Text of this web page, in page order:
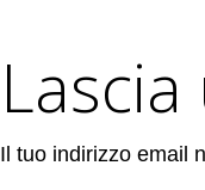
Il tuo indirizzo email